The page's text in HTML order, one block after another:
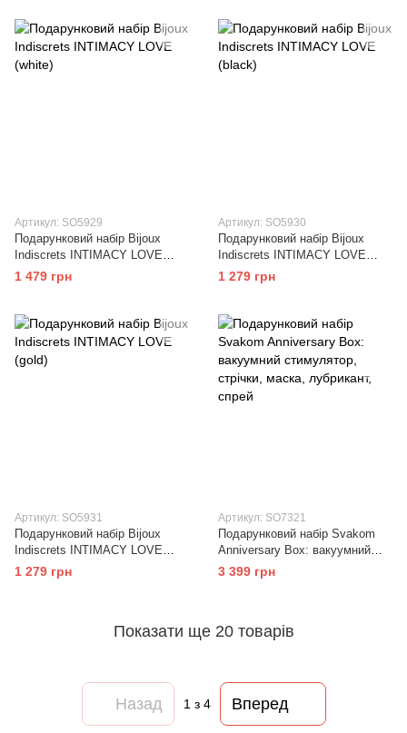
Артикул: SO5929
Подарунковий набір Bijoux
Indiscrets INTIMACY LOVE
(white)
1 479 грн
Артикул: SO5930
Подарунковий набір Bijoux
Indiscrets INTIMACY LOVE
(black)
1 279 грн
Артикул: SO5931
Подарунковий набір Bijoux
Indiscrets INTIMACY LOVE
(gold)
1 279 грн
Артикул: SO7321
Подарунковий набір Svakom
Anniversary Box: вакуумний
стимулятор, стрічки, маска,
лубрикант, спрей
3 399 грн
Показати ще 20 товарів
Назад 1 з 4 Вперед